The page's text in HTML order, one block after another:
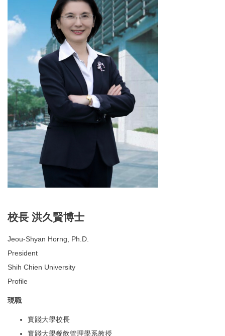
校長 洪久賢博士
Jeou-Shyan Horng, Ph.D.
President
Shih Chien University
Profile
現職
實踐大學校長
實踐大學餐飲管理學系教授